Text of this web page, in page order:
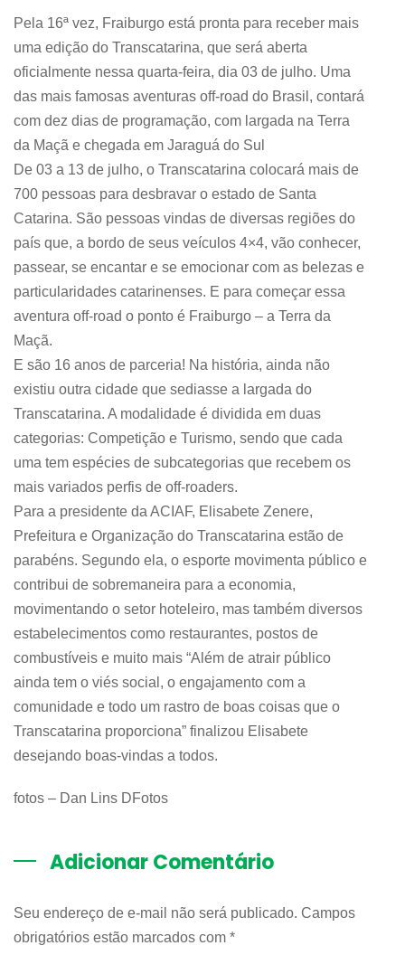
Pela 16ª vez, Fraiburgo está pronta para receber mais
uma edição do Transcatarina, que será aberta
oficialmente nessa quarta-feira, dia 03 de julho. Uma
das mais famosas aventuras off-road do Brasil, contará
com dez dias de programação, com largada na Terra
da Maçã e chegada em Jaraguá do Sul
De 03 a 13 de julho, o Transcatarina colocará mais de
700 pessoas para desbravar o estado de Santa
Catarina. São pessoas vindas de diversas regiões do
país que, a bordo de seus veículos 4×4, vão conhecer,
passear, se encantar e se emocionar com as belezas e
particularidades catarinenses. E para começar essa
aventura off-road o ponto é Fraiburgo – a Terra da
Maçã.
E são 16 anos de parceria! Na história, ainda não
existiu outra cidade que sediasse a largada do
Transcatarina. A modalidade é dividida em duas
categorias: Competição e Turismo, sendo que cada
uma tem espécies de subcategorias que recebem os
mais variados perfis de off-roaders.
Para a presidente da ACIAF, Elisabete Zenere,
Prefeitura e Organização do Transcatarina estão de
parabéns. Segundo ela, o esporte movimenta público e
contribui de sobremaneira para a economia,
movimentando o setor hoteleiro, mas também diversos
estabelecimentos como restaurantes, postos de
combustíveis e muito mais “Além de atrair público
ainda tem o viés social, o engajamento com a
comunidade e todo um rastro de boas coisas que o
Transcatarina proporciona” finalizou Elisabete
desejando boas-vindas a todos.
fotos – Dan Lins DFotos
Adicionar Comentário
Seu endereço de e-mail não será publicado. Campos
obrigatórios estão marcados com *